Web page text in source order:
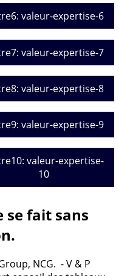
valeur-expertise-6
valeur-expertise-7
valeur-expertise-8
valeur-expertise-9
valeur-expertise-
10
se fait sans
NCG. - V & P